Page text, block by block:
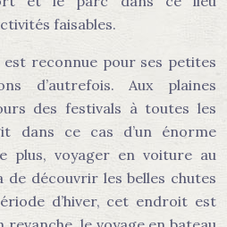
faisables.
est reconnue pour ses petites
d’autrefois. Aux plaines
des festivals à toutes les
dans ce cas d’un énorme
plus, voyager en voiture au
de découvrir les belles chutes
d’hiver, cet endroit est